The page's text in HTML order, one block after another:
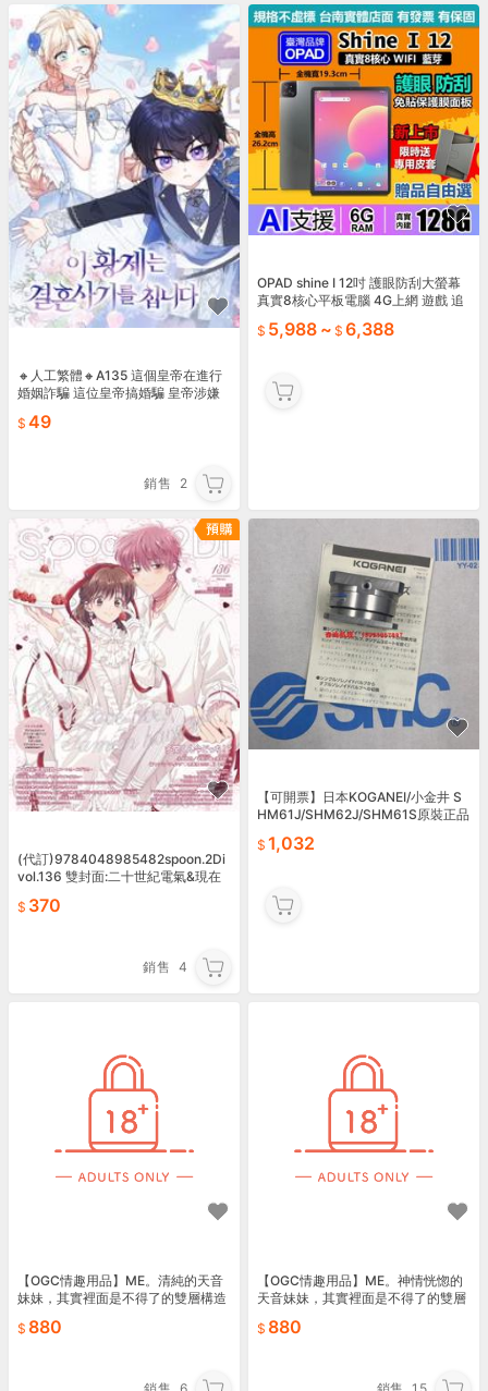
🔸人工繁體🔸A135 這個皇帝在進行
婚姻詐騙 這位皇帝搞婚騙 皇帝涉嫌
49
銷售 2
OPAD shine I 12吋 護眼防刮大螢幕
真實8核心平板電腦 4G上網 遊戲 追
合5,988 ~ 6,388
(代訂)9784048985482spoon.2Di
vol.136 雙封面:二十世紀電氣&現在
370
銷售 4
【可開票】日本KOGANEI/小金井 S
HM61J/SHM62J/SHM61S原裝正品
1,032
【OGC情趣用品】ME。清純的天音
妹妹，其實裡面是不得了的雙層構造
880
【OGC情趣用品】ME。神情恍惚的
天音妹妹，其實裡面是不得了的雙層
880